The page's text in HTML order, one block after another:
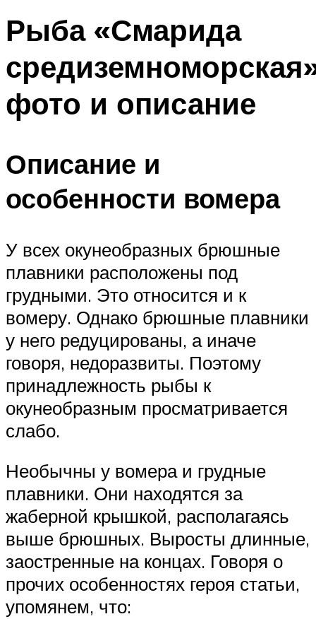
Рыба «Смарида
фото и описание
Описание и
особенности вомера
У всех окунеобразных брюшные
плавники расположены под
грудными. Это относится и к
вомеру. Однако брюшные плавники
у него редуцированы, а иначе
говоря, недоразвиты. Поэтому
принадлежность рыбы к
окунеобразным просматривается
слабо.
Необычны у вомера и грудные
плавники. Они находятся за
жаберной крышкой, располагаясь
выше брюшных. Выросты длинные,
заостренные на концах. Говоря о
прочих особенностях героя статьи,
упомянем, что: